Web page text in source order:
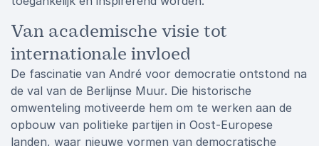
Van academische visie tot
internationale invloed
De fascinatie van André voor democratie ontstond na
de val van de Berlijnse Muur. Die historische
omwenteling motiveerde hem om te werken aan de
opbouw van politieke partijen in Oost-Europese
landen, waar nieuwe vormen van democratische